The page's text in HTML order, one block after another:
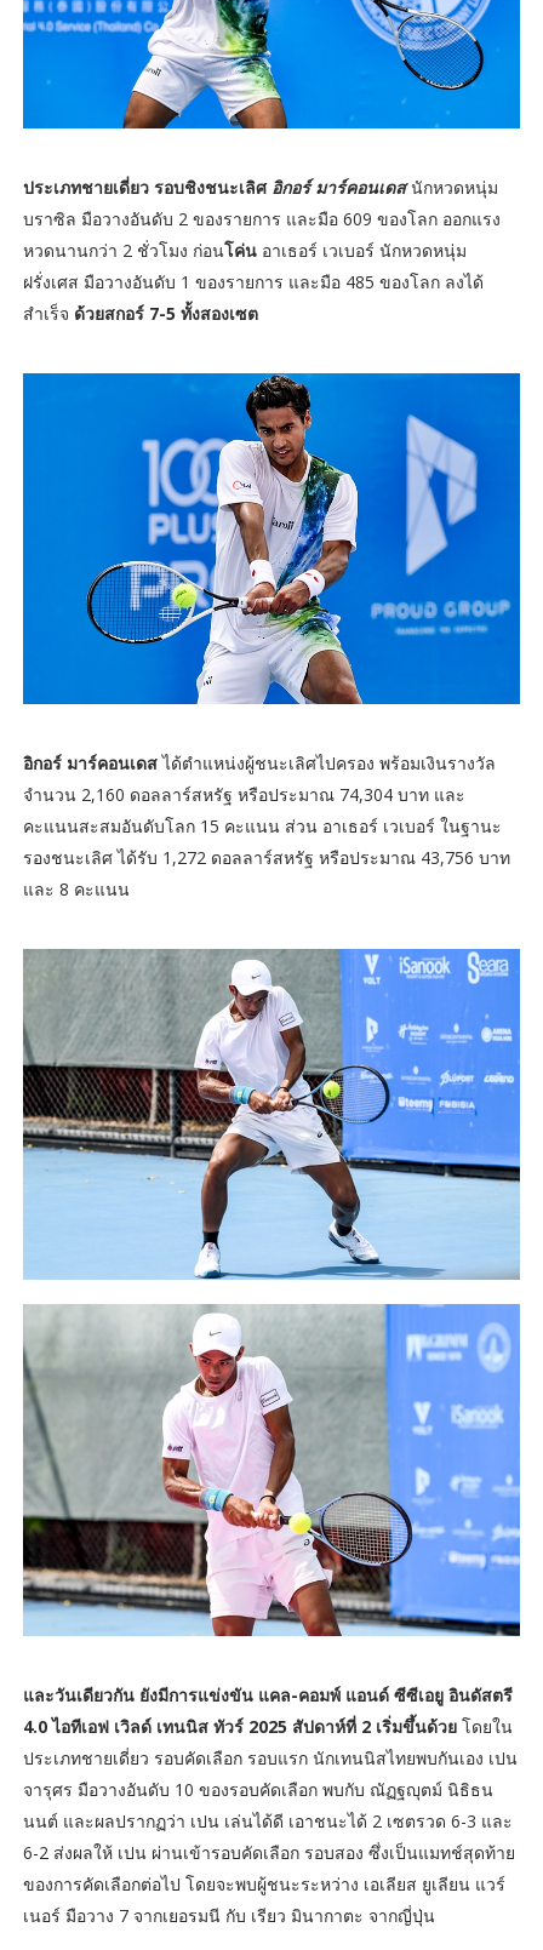
ประเภทชายเดี่ยว รอบชิงชนะเลิศ อิกอร์ มาร์คอนเดสนักหวดหนุ่ม
บราซิล มือวางอันดับ 2 ของรายการ และมือ 609 ของโลก ออกแรง
หวดนานกว่า 2 ชั่วโมง ก่อนโค่นอาเธอร์ เวเบอร์ นักหวดหนุ่ม
ฝรั่งเศส มือวางอันดับ 1 ของรายการ และมือ 485 ของโลก ลงได้
สำเร็จ ด้วยสกอร์ 7-5 ทั้งสองเซต
อิกอร์ มาร์คอนเดสได้ตำแหน่งผู้ชนะเลิศไปครอง พร้อมเงินรางวัล
จำนวน 2,160 ดอลลาร์สหรัฐ หรือประมาณ 74,304 บาท และ
คะแนนสะสมอันดับโลก 15 คะแนน ส่วน อาเธอร์ เวเบอร์ ในฐานะ
รองชนะเลิศ ได้รับ 1,272 ดอลลาร์สหรัฐ หรือประมาณ 43,756 บาท
และ 8 คะแนน
และวันเดียวกัน ยังมีการแข่งขัน แคล-คอมพ์ แอนด์ ซีซีเอยู อินดัสตรี
4.0 ไอทีเอฟ เวิลด์ เทนนิส ทัวร์ 2025 สัปดาห์ที่ 2 เริ่มขึ้นด้วยโดยใน
ประเภทชายเดี่ยว รอบคัดเลือก รอบแรก นักเทนนิสไทยพบกันเอง เปน
จารุศร มือวางอันดับ 10 ของรอบคัดเลือก พบกับ ณัฏฐญุตม์ นิธิธน
นนต์ และผลปรากฏว่า เปน เล่นได้ดี เอาชนะได้ 2 เซตรวด 6-3 และ
6-2 ส่งผลให้ เปน ผ่านเข้ารอบคัดเลือก รอบสอง ซึ่งเป็นแมทช์สุดท้าย
ของการคัดเลือกต่อไป โดยจะพบผู้ชนะระหว่าง เอเลียส ยูเลียน แวร์
เนอร์ มือวาง 7 จากเยอรมนี กับ เรียว มินากาตะ จากญี่ปุ่น